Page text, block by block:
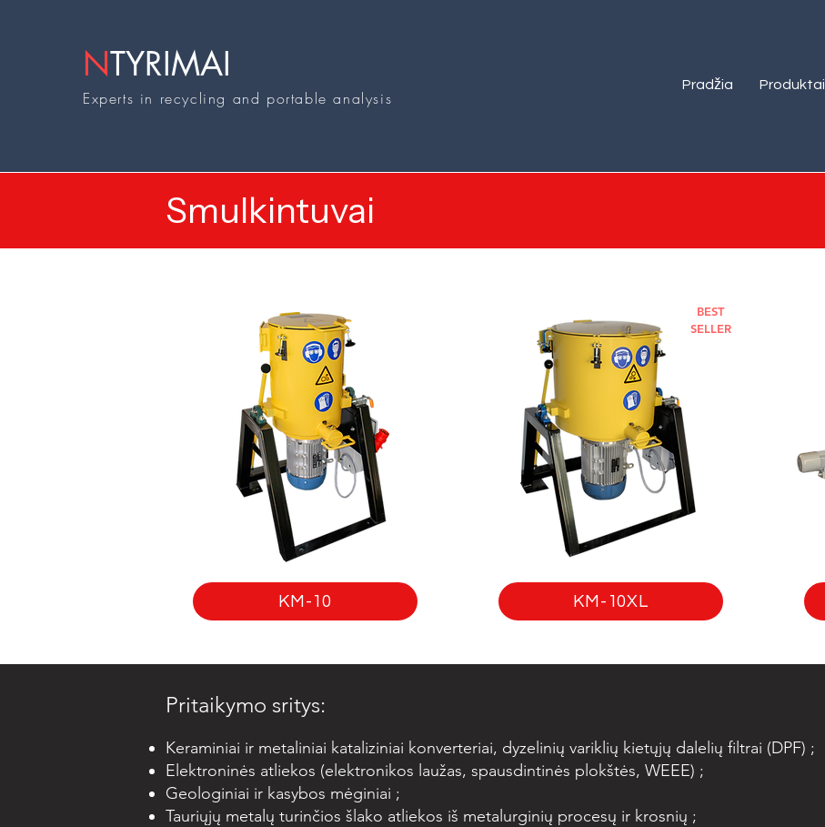
NTYRIMAI
Experts in recycling and portable analysis
Pradžia Produktai
Smulkintuvai
KM-10 KM-10XL
BEST
SELLER
Pritaikymo sritys:
Keraminiai ir metaliniai kataliziniai konverteriai, dyzelinių variklių kietųjų dalelių filtrai (DPF) ;
Elektroninės atliekos (elektronikos laužas, spausdintinės plokštės, WEEE) ;
Geologiniai ir kasybos mėginiai ;
Tauriųjų metalų turinčios šlako atliekos iš metalurginių procesų ir krosnių ;